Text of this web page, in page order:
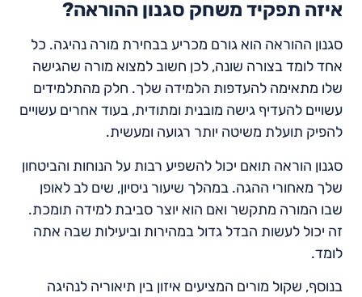
איזה תפקיד משחק סגנון ההוראה?
סגנון ההוראה הוא גורם מכריע בבחירת מורה נהיגה. כל
אחד לומד בצורה שונה, לכן חשוב למצוא מורה שהגישה
שלו מתאימה להעדפות הלמידה שלך. חלק מהתלמידים
עשויים להעדיף גישה מובנית ומתודית, בעוד אחרים עשויים
להפיק תועלת משיטה יותר רגועה ומעשית.
סגנון הוראה תואם יכול להשפיע רבות על הנוחות והביטחון
שלך מאחורי ההגה. במהלך שיעור ניסיון, שים לב לאופן
שבו המורה מתקשר ואם הוא יוצר סביבת למידה תומכת.
זה יכול לעשות הבדל גדול במהירות וביעילות שבה אתה
לומד.
בנוסף, שקול מורים המציעים איזון בין תיאוריה לנהיגה